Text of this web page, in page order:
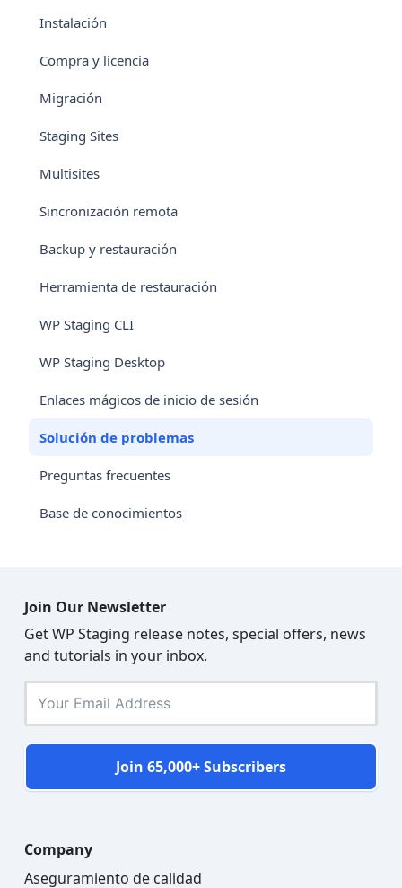
Instalación
Compra y licencia
Migración
Staging Sites
Multisites
Sincronización remota
Backup y restauración
Herramienta de restauración
WP Staging CLI
WP Staging Desktop
Enlaces mágicos de inicio de sesión
Solución de problemas
Preguntas frecuentes
Base de conocimientos
Join Our Newsletter
Get WP Staging release notes, special offers, news
and tutorials in your inbox.
Join 65,000+ Subscribers
Company
Aseguramiento de calidad